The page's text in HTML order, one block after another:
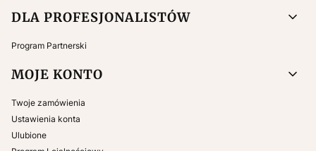
DLA PROFESJONALISTÓW
Program Partnerski
MOJE KONTO
Twoje zamówienia
Ustawienia konta
Ulubione